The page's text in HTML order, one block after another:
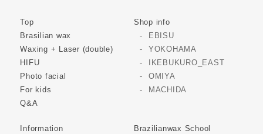
Top
Brasilian wax
Waxing + Laser (double)
HIFU
Photo facial
For kids
Q&A
Shop info
EBISU
YOKOHAMA
IKEBUKURO_EAST
OMIYA
MACHIDA
Information Brazilianwax School